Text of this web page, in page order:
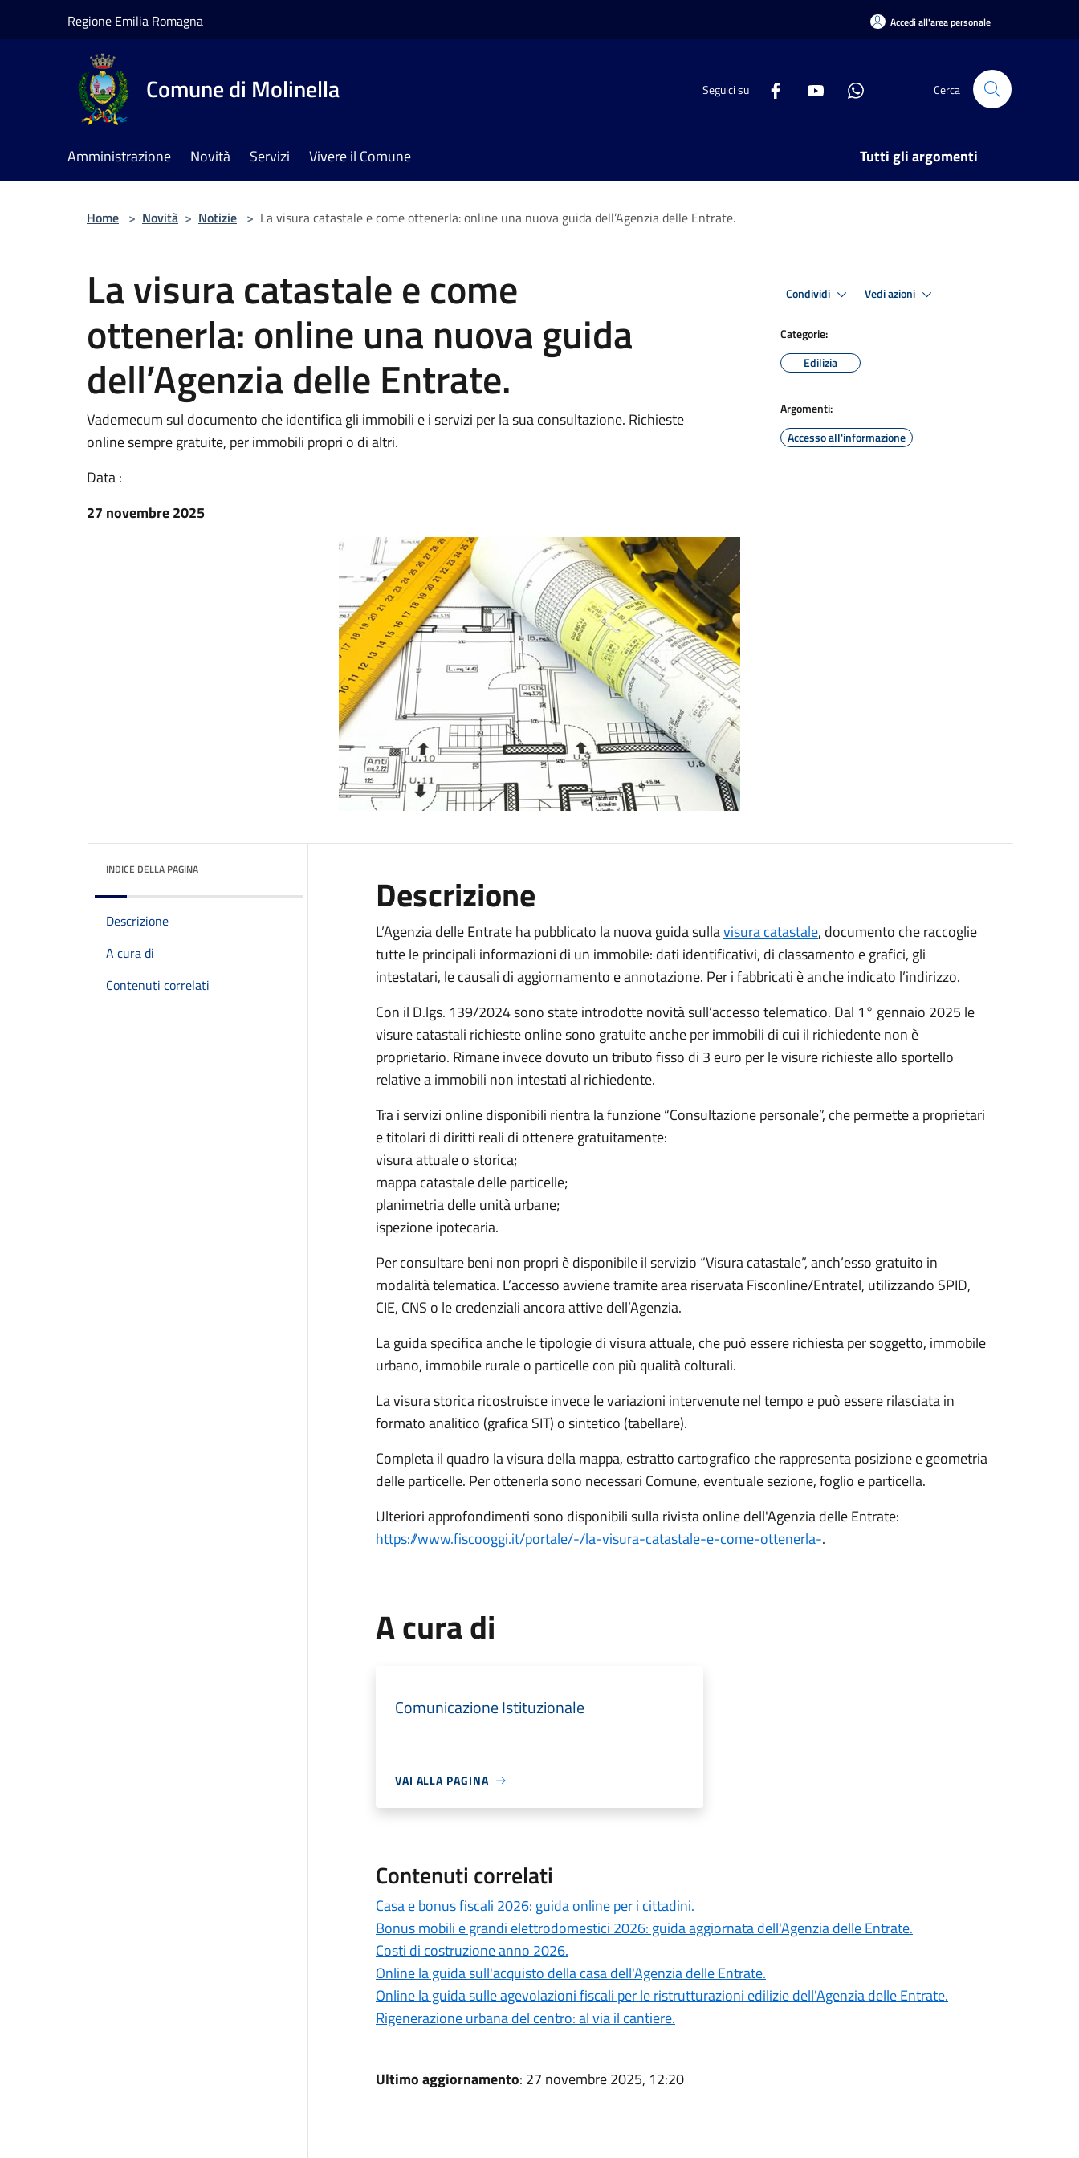
Regione Emilia Romagna Accedi all'area personale
Comune di Molinella Seguici su Cerca
Amministrazione Novità Servizi Vivere il Comune Tutti gli argomenti
Home > Novità > Notizie > La visura catastale e come ottenerla: online una nuova guida dell’Agenzia delle Entrate.
La visura catastale e come
ottenerla: online una nuova guida
dell’Agenzia delle Entrate.
Vademecum sul documento che identifica gli immobili e i servizi per la sua consultazione. Richieste
online sempre gratuite, per immobili propri o di altri.
Data :
27 novembre 2025
Condividi Vedi azioni
Categorie:
Edilizia
Argomenti:
Accesso all'informazione
INDICE DELLA PAGINA
Descrizione
A cura di
Contenuti correlati
Descrizione
L’Agenzia delle Entrate ha pubblicato la nuova guida sullavisura catastale, documento che raccoglie
tutte le principali informazioni di un immobile: dati identificativi, di classamento e grafici, gli
intestatari, le causali di aggiornamento e annotazione. Per i fabbricati è anche indicato l’indirizzo.
Con il D.lgs. 139/2024 sono state introdotte novità sull’accesso telematico. Dal 1° gennaio 2025 le
visure catastali richieste online sono gratuite anche per immobili di cui il richiedente non è
proprietario. Rimane invece dovuto un tributo fisso di 3 euro per le visure richieste allo sportello
relative a immobili non intestati al richiedente.
Tra i servizi online disponibili rientra la funzione “Consultazione personale”, che permette a proprietari
e titolari di diritti reali di ottenere gratuitamente:
visura attuale o storica;
mappa catastale delle particelle;
planimetria delle unità urbane;
ispezione ipotecaria.
Per consultare beni non propri è disponibile il servizio “Visura catastale”, anch’esso gratuito in
modalità telematica. L’accesso avviene tramite area riservata Fisconline/Entratel, utilizzando SPID,
CIE, CNS o le credenziali ancora attive dell’Agenzia.
La guida specifica anche le tipologie di visura attuale, che può essere richiesta per soggetto, immobile
urbano, immobile rurale o particelle con più qualità colturali.
La visura storica ricostruisce invece le variazioni intervenute nel tempo e può essere rilasciata in
formato analitico (grafica SIT) o sintetico (tabellare).
Completa il quadro la visura della mappa, estratto cartografico che rappresenta posizione e geometria
delle particelle. Per ottenerla sono necessari Comune, eventuale sezione, foglio e particella.
Ulteriori approfondimenti sono disponibili sulla rivista online dell'Agenzia delle Entrate:
https://www.fiscooggi.it/portale/-/la-visura-catastale-e-come-ottenerla-.
A cura di
Comunicazione Istituzionale
VAI ALLA PAGINA
Contenuti correlati
Casa e bonus fiscali 2026: guida online per i cittadini.
Bonus mobili e grandi elettrodomestici 2026: guida aggiornata dell'Agenzia delle Entrate.
Costi di costruzione anno 2026.
Online la guida sull'acquisto della casa dell'Agenzia delle Entrate.
Online la guida sulle agevolazioni fiscali per le ristrutturazioni edilizie dell'Agenzia delle Entrate.
Rigenerazione urbana del centro: al via il cantiere.
Ultimo aggiornamento: 27 novembre 2025, 12:20